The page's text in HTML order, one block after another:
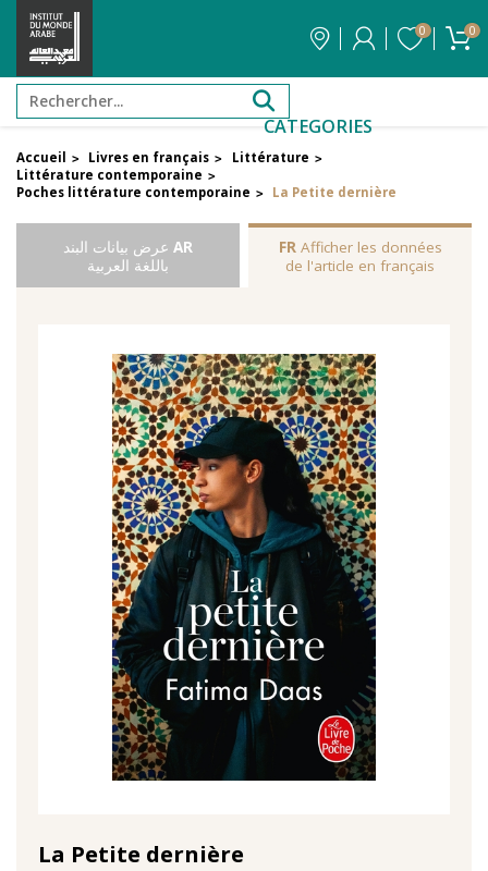
0 0
CATEGORIES
Accueil > Livres en français > Littérature >
Littérature contemporaine >
Poches littérature contemporaine > La Petite dernière
AR عرض بيانات البند
باللغة العربية
FRAfficher les données
de l'article en français
La Petite dernière